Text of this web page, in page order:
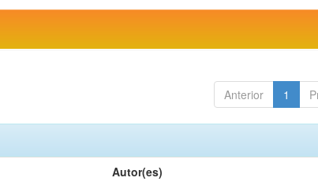
Anterior 1
Autor(es)